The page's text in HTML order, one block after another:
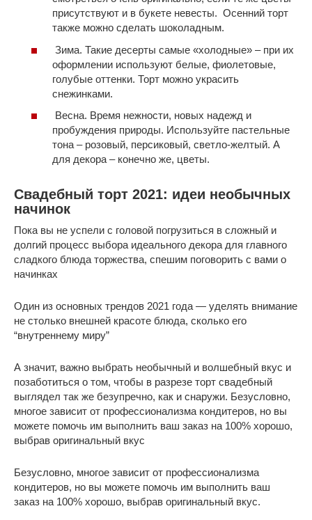
присутствуют и в букете невесты. Осенний торт
также можно сделать шоколадным.
Зима. Такие десерты самые «холодные» – при их
оформлении используют белые, фиолетовые,
голубые оттенки. Торт можно украсить
снежинками.
Весна. Время нежности, новых надежд и
пробуждения природы. Используйте пастельные
тона – розовый, персиковый, светло-желтый. А
для декора – конечно же, цветы.
Свадебный торт 2021: идеи необычных
начинок
Пока вы не успели с головой погрузиться в сложный и
долгий процесс выбора идеального декора для главного
сладкого блюда торжества, спешим поговорить с вами о
начинках
Один из основных трендов 2021 года — уделять внимание
не столько внешней красоте блюда, сколько его
“внутреннему миру”
А значит, важно выбрать необычный и волшебный вкус и
позаботиться о том, чтобы в разрезе торт свадебный
выглядел так же безупречно, как и снаружи. Безусловно,
многое зависит от профессионализма кондитеров, но вы
можете помочь им выполнить ваш заказ на 100% хорошо,
выбрав оригинальный вкус
Безусловно, многое зависит от профессионализма
кондитеров, но вы можете помочь им выполнить ваш
заказ на 100% хорошо, выбрав оригинальный вкус.